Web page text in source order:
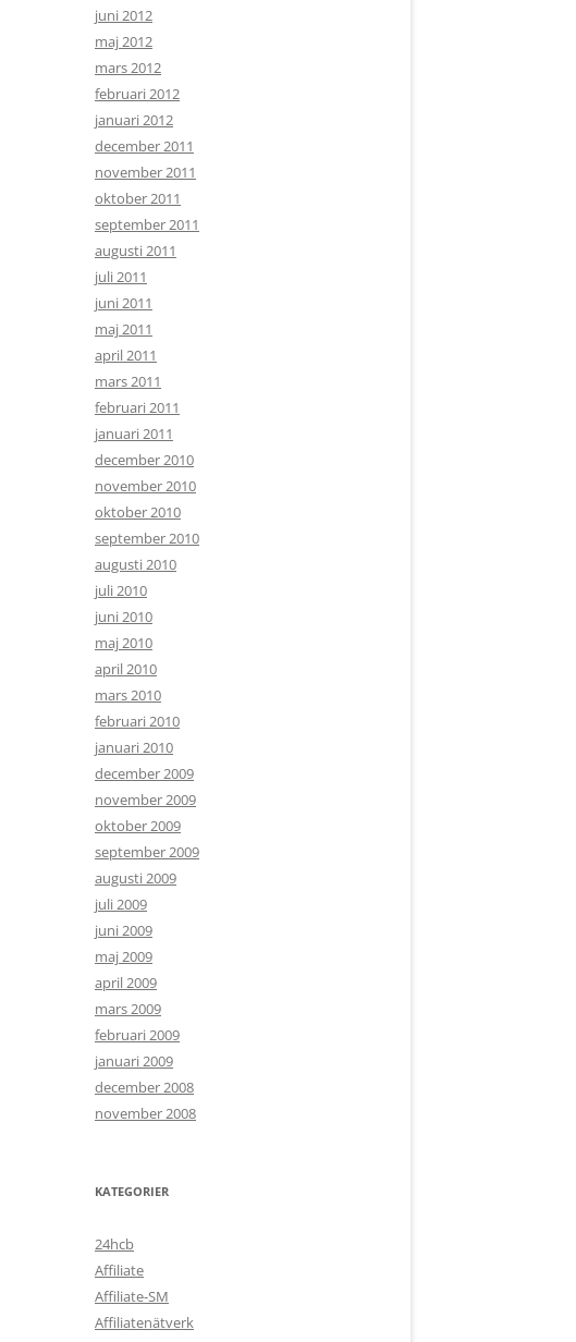
juni 2012
maj 2012
mars 2012
februari 2012
januari 2012
december 2011
november 2011
oktober 2011
september 2011
augusti 2011
juli 2011
juni 2011
maj 2011
april 2011
mars 2011
februari 2011
januari 2011
december 2010
november 2010
oktober 2010
september 2010
augusti 2010
juli 2010
juni 2010
maj 2010
april 2010
mars 2010
februari 2010
januari 2010
december 2009
november 2009
oktober 2009
september 2009
augusti 2009
juli 2009
juni 2009
maj 2009
april 2009
mars 2009
februari 2009
januari 2009
december 2008
november 2008
KATEGORIER
24hcb
Affiliate
Affiliate-SM
Affiliatenätverk